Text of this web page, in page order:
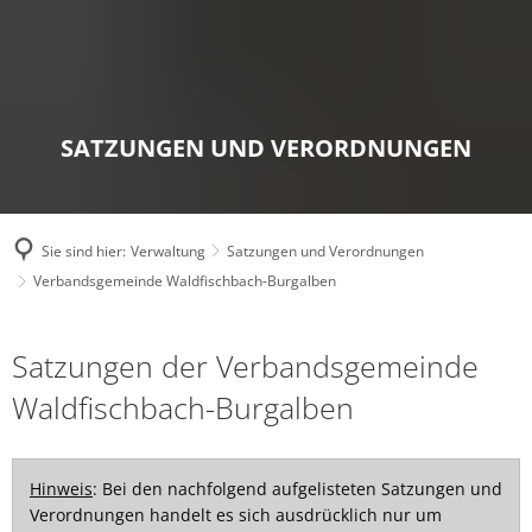
SATZUNGEN UND VERORDNUNGEN
Sie sind hier: Verwaltung
Satzungen und Verordnungen
Verbandsgemeinde Waldfischbach-Burgalben
Waldfischbach-
Burgalben
Satzungen der Verbandsgemeinde
Waldfischbach-Burgalben
Hinweis: Bei den nachfolgend aufgelisteten Satzungen und
Verordnungen handelt es sich ausdrücklich nur um